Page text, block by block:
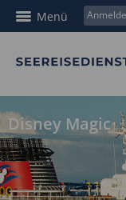
Menü
Disney Magic